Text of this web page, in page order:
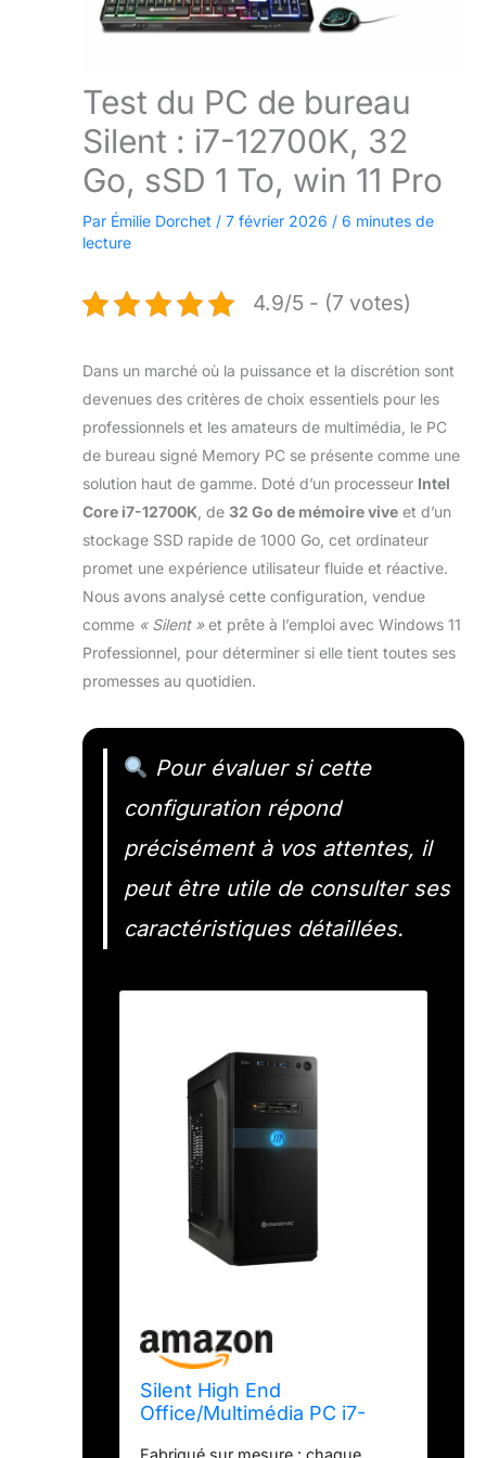
Test du PC de bureau
Silent : i7-12700K, 32
Go, sSD 1 To, win 11 Pro
Par Émilie Dorchet / 7 février 2026 / 6 minutes de
lecture
4.9/5 - (7 votes)
Dans un marché où la puissance et la discrétion sont
devenues des critères de choix essentiels pour les
professionnels et les amateurs de multimédia, le PC
de bureau signé Memory PC se présente comme une
solution haut de gamme. Doté d’un processeur Intel
Core i7-12700K , de 32 Go de mémoire vive et d’un
stockage SSD rapide de 1000 Go, cet ordinateur
promet une expérience utilisateur fluide et réactive.
Nous avons analysé cette configuration, vendue
comme « Silent »et prête à l’emploi avec Windows 11
Professionnel, pour déterminer si elle tient toutes ses
promesses au quotidien.
Pour évaluer si cette
configuration répond
précisément à vos attentes, il
peut être utile de consulter ses
caractéristiques détaillées.
Silent High End
Office/Multimédia PC i7-